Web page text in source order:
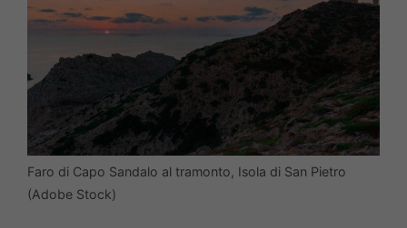
Faro di Capo Sandalo al tramonto, Isola di San Pietro
(Adobe Stock)